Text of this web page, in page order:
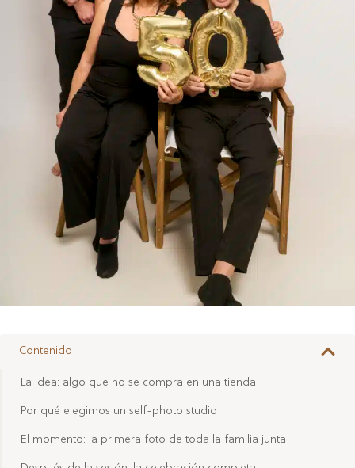
Contenido
La idea: algo que no se compra en una tienda
Por qué elegimos un self-photo studio
El momento: la primera foto de toda la familia junta